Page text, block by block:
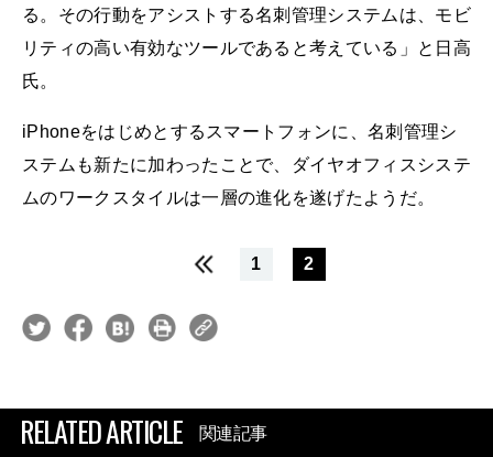
る。その行動をアシストする名刺管理システムは、モビ
リティの高い有効なツールであると考えている」と日高
氏。
iPhoneをはじめとするスマートフォンに、名刺管理シ
ステムも新たに加わったことで、ダイヤオフィスシステ
ムのワークスタイルは一層の進化を遂げたようだ。
1 2
RELATED ARTICLE 関連記事